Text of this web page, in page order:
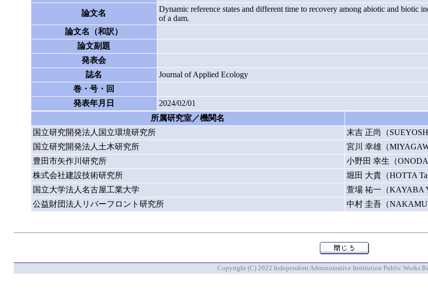
論文名
Dynamic reference states and different time to recovery among abiotic and biotic
of a dam.
論文名（和訳）
論文副題
発表会
誌名
Journal of Applied Ecology
巻・号・回
発表年月日
2024/02/01
所属研究室／機関名
国立研究開発法人国立環境研究所
末吉 正尚（SUEYOSHI
国立研究開発法人土木研究所
宮川 幸雄（
豊田市矢作川研究所
小野田 幸生（ONODA
株式会社建設技術研究所
堀田 大貴（HOTTA
国立大学法人名古屋工業大学
萱場 祐一（KAYABA
公益財団法人リバーフロント研究所
中村 圭吾（
Copyright (C) 2022 Independent Administrative Institution Public Works